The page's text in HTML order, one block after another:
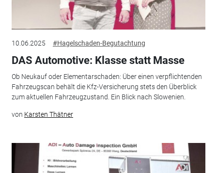
10.06.2025 #Hagelschaden-Begutachtung
DAS Automotive: Klasse statt Masse
Ob Neukauf oder Elementarschaden: Über einen verpflichtenden
Fahrzeugscan behält die Kfz-Versicherung stets den Überblick
zum aktuellen Fahrzeugzustand. Ein Blick nach Slowenien.
von Karsten Thätner